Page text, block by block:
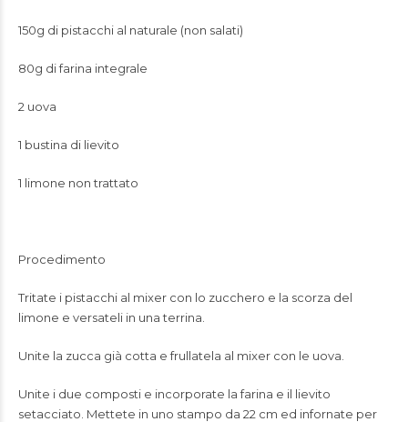
150g di pistacchi al naturale (non salati)
80g di farina integrale
2 uova
1 bustina di lievito
1 limone non trattato
Procedimento
Tritate i pistacchi al mixer con lo zucchero e la scorza del
limone e versateli in una terrina.
Unite la zucca già cotta e frullatela al mixer con le uova.
Unite i due composti e incorporate la farina e il lievito
setacciato. Mettete in uno stampo da 22 cm ed infornate per